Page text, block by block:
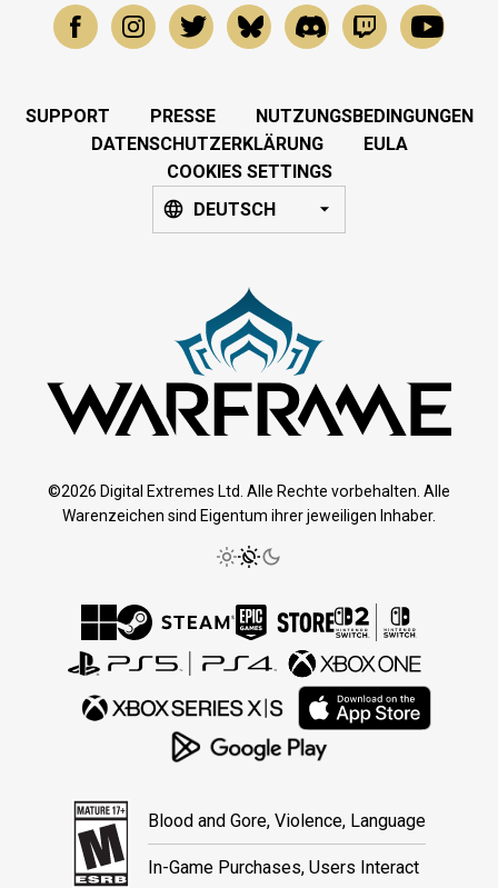
SUPPORT PRESSE
NUTZUNGSBEDINGUNGEN
DATENSCHUTZERKLÄRUNG
EULA
COOKIES SETTINGS
DEUTSCH
©2026 Digital Extremes Ltd. Alle Rechte vorbehalten. Alle
Warenzeichen sind Eigentum ihrer jeweiligen Inhaber.
Blood and Gore, Violence, Language
In-Game Purchases, Users Interact